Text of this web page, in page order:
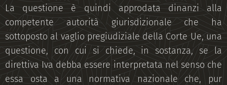
La questione è quindi approdata dinanzi alla
competente autorità giurisdizionale che ha
sottoposto al vaglio pregiudiziale della Corte Ue, una
questione, con cui si chiede, in sostanza, se la
direttiva Iva debba essere interpretata nel senso che
essa osta a una normativa nazionale che, pur